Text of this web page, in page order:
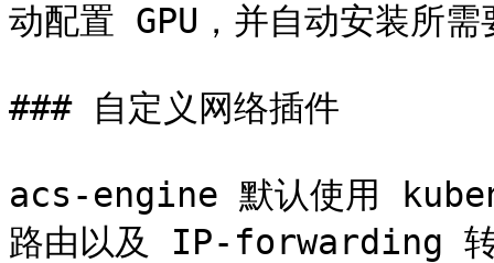
动配置 GPU，并自动安装所
### 自定义网络插件
acs-engine 默认使用
路由以及 IP-forwarding 转